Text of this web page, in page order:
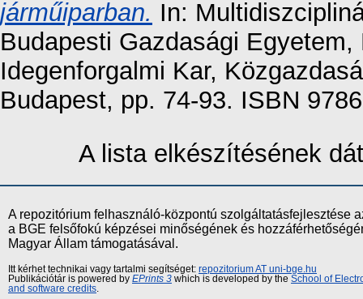
járműiparban. In:
Budapesti Gazdasági
Idegenforgalmi Kar,
Budapest, pp. 74-93. ISBN
A lista elkészítésének
A repozitórium felhasználó-központú szolgáltatásfejlesztése
a BGE felsőfokú képzései minőségének és
Magyar Állam támogatásával.
Itt kérhet technikai vagy tartalmi segítséget: repozitorium AT uni-bge.hu
Publikációtár is powered by EPrints 3 which is developed by the School of
and software credits